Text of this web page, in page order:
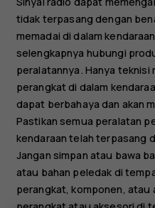
tidak terpasang dengan
memadai di dalam
selengkapnya hubungi
peralatannya. Hanya teknisi
perangkat di dalam
dapat berbahaya dan akan
Pastikan semua peralatan
kendaraan telah terpasang
Jangan simpan atau bawa
atau bahan peledak di
perangkat, komponen, atau